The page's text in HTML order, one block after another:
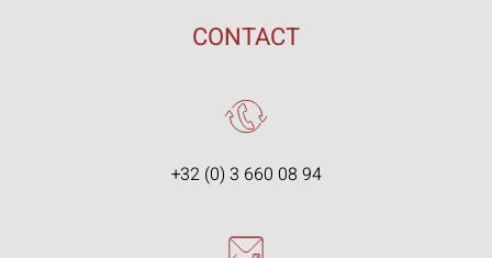
CONTACT
+32 (0) 3 660 08 94